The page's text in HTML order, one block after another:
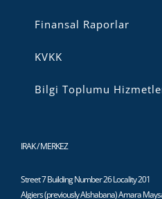
Finansal Raporlar
KVKK
Bilgi Toplumu
IRAK / MERKEZ
Street 7 Building Number 26 Locality 201
Algiers (previously Alshabana) Amara